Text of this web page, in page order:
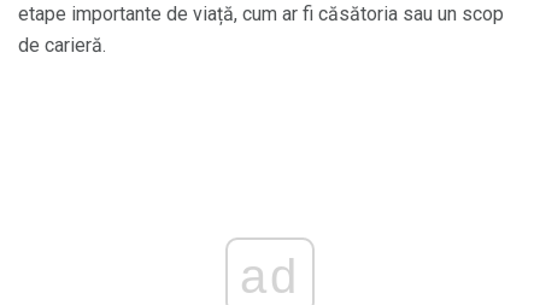
etape importante de viață, cum ar fi căsătoria sau un scop
de carieră.
ad